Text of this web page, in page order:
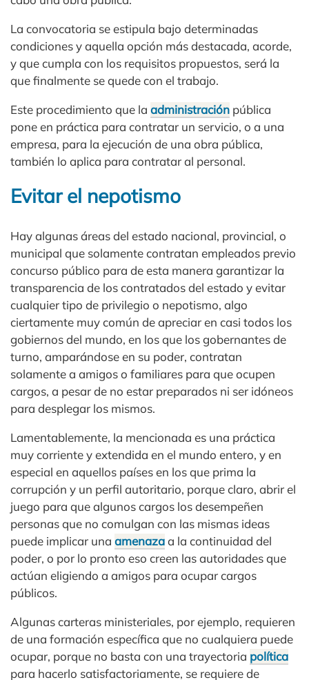
La convocatoria se estipula bajo determinadas
condiciones y aquella opción más destacada, acorde,
y que cumpla con los requisitos propuestos, será la
que finalmente se quede con el trabajo.
Este procedimiento que la administración pública
pone en práctica para contratar un servicio, o a una
empresa, para la ejecución de una obra pública,
también lo aplica para contratar al personal.
Evitar el nepotismo
Hay algunas áreas del estado nacional, provincial, o
municipal que solamente contratan empleados previo
concurso público para de esta manera garantizar la
transparencia de los contratados del estado y evitar
cualquier tipo de privilegio o nepotismo, algo
ciertamente muy común de apreciar en casi todos los
gobiernos del mundo, en los que los gobernantes de
turno, amparándose en su poder, contratan
solamente a amigos o familiares para que ocupen
cargos, a pesar de no estar preparados ni ser idóneos
para desplegar los mismos.
Lamentablemente, la mencionada es una práctica
muy corriente y extendida en el mundo entero, y en
especial en aquellos países en los que prima la
corrupción y un perfil autoritario, porque claro, abrir el
juego para que algunos cargos los desempeñen
personas que no comulgan con las mismas ideas
puede implicar una amenazaa la continuidad del
poder, o por lo pronto eso creen las autoridades que
actúan eligiendo a amigos para ocupar cargos
públicos.
Algunas carteras ministeriales, por ejemplo, requieren
de una formación específica que no cualquiera puede
ocupar, porque no basta con una trayectoria política
para hacerlo satisfactoriamente, se requiere de